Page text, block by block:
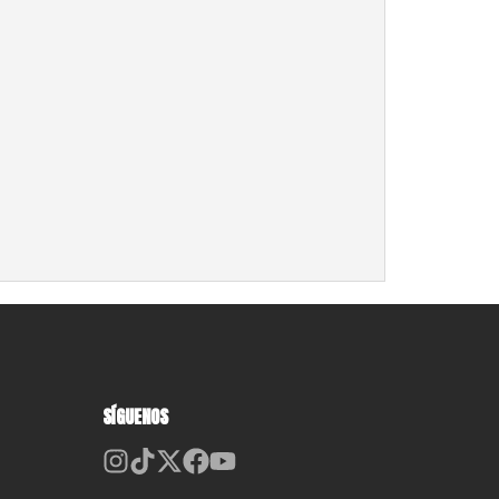
SÍGUENOS